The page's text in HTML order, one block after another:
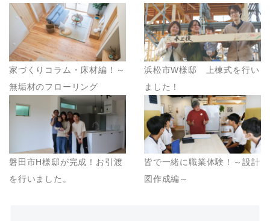
家づくりコラム・床材編！～
無垢材のフローリング
浜松市W様邸 上棟式を行い
ました！
磐田市H様邸が完成！お引渡
を行いました。
皆で一緒に職業体験！～設計
図作成編～